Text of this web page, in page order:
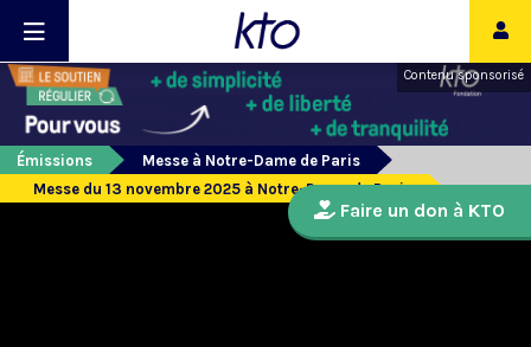
Contenu sponsorisé
Émissions
Messe à Notre-Dame de Paris
Messe du 13 novembre 2025 à Notre-Dame de Paris
Faire un don à KTO